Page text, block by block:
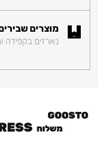
מוצרים
נארזים בקפידה